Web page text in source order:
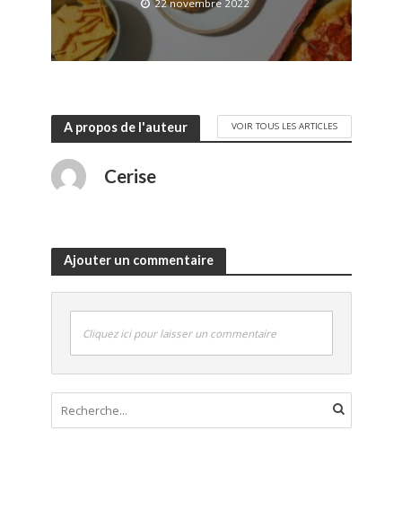
22 novembre 2022
A propos de l'auteur VOIR TOUS LES ARTICLES
Cerise
Ajouter un commentaire
Cliquez ici pour laisser un commentaire